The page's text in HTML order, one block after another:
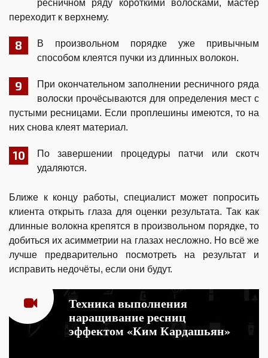
ресничном ряду короткими волосками, мастер
переходит к верхнему.
В произвольном порядке уже привычным
способом клеятся пучки из длинных волокон.
При окончательном заполнении ресничного ряда
волоски прочёсываются для определения мест с
пустыми ресницами. Если проплешины имеются, то на
них снова клеят материал.
По завершении процедуры патчи или скотч
удаляются.
Ближе к концу работы, специалист может попросить
клиента открыть глаза для оценки результата. Так как
длинные волокна крепятся в произвольном порядке, то
добиться их асимметрии на глазах несложно. Но всё же
лучше предварительно посмотреть на результат и
исправить недочёты, если они будут.
Техника выполнения
наращивание ресниц
эффектом «Ким Кардашьян»